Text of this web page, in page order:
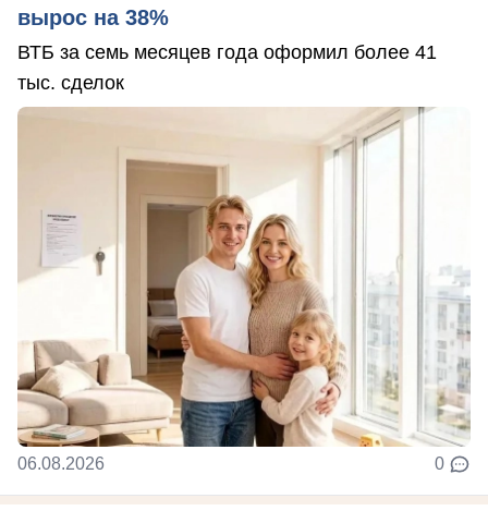
вырос на 38%
ВТБ за семь месяцев года оформил более 41
тыс. сделок
06.08.2026 0